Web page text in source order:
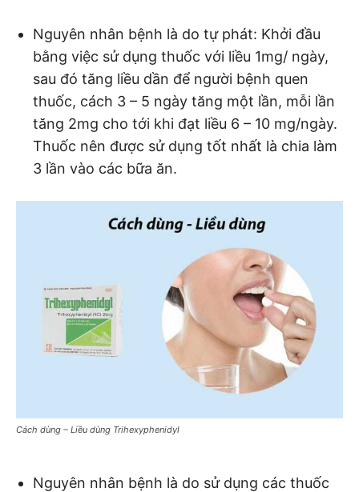
Nguyên nhân bệnh là do tự phát: Khởi đầu
bằng việc sử dụng thuốc với liều 1mg/ ngày,
sau đó tăng liều dần để người bệnh quen
thuốc, cách 3 – 5 ngày tăng một lần, mỗi lần
tăng 2mg cho tới khi đạt liều 6 – 10 mg/ngày.
Thuốc nên được sử dụng tốt nhất là chia làm
3 lần vào các bữa ăn.
Cách dùng – Liều dùng Trihexyphenidyl
Nguyên nhân bệnh là do sử dụng các thuốc